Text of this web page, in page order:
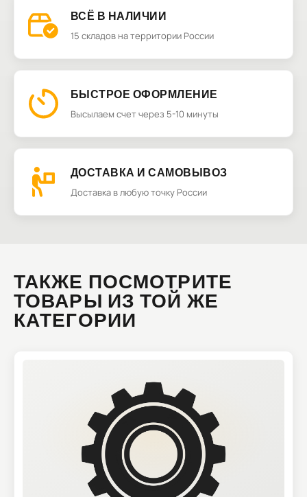
ВСЁ В НАЛИЧИИ
15 складов на территории России
БЫСТРОЕ ОФОРМЛЕНИЕ
Высылаем счет через 5-10 минуты
ДОСТАВКА И САМОВЫВОЗ
Доставка в любую точку России
ТАКЖЕ ПОСМОТРИТЕ
ТОВАРЫ ИЗ ТОЙ ЖЕ
КАТЕГОРИИ